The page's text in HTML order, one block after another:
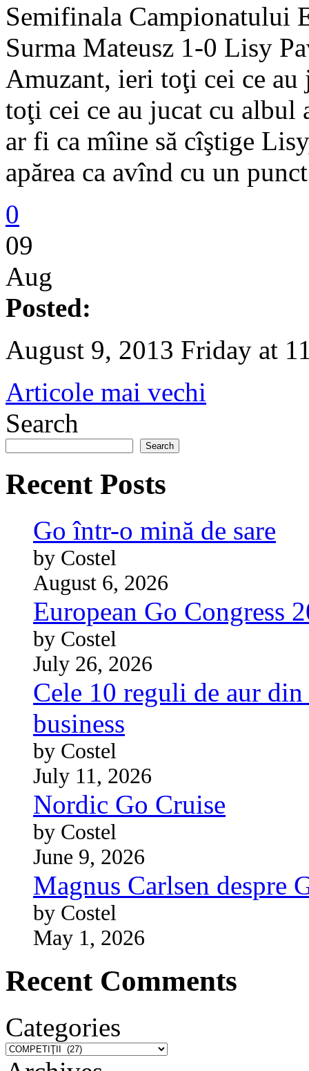
Semifinala Campionatului
Surma Mateusz 1-0 Lisy
Amuzant, ieri toţi cei ce
toţi cei ce au jucat cu albul
ar fi ca mîine să cîştige
apărea ca avînd cu un
0
09
Aug
Posted:
August 9, 2013 Friday at
Articole mai vechi
Search
Search
Recent Posts
Go într-o mină de sare
by Costel
August 6, 2026
European Go Congress
by Costel
July 26, 2026
Cele 10 reguli de aur
business
by Costel
July 11, 2026
Nordic Go Cruise
by Costel
June 9, 2026
Magnus Carlsen despre
by Costel
May 1, 2026
Recent Comments
Categories